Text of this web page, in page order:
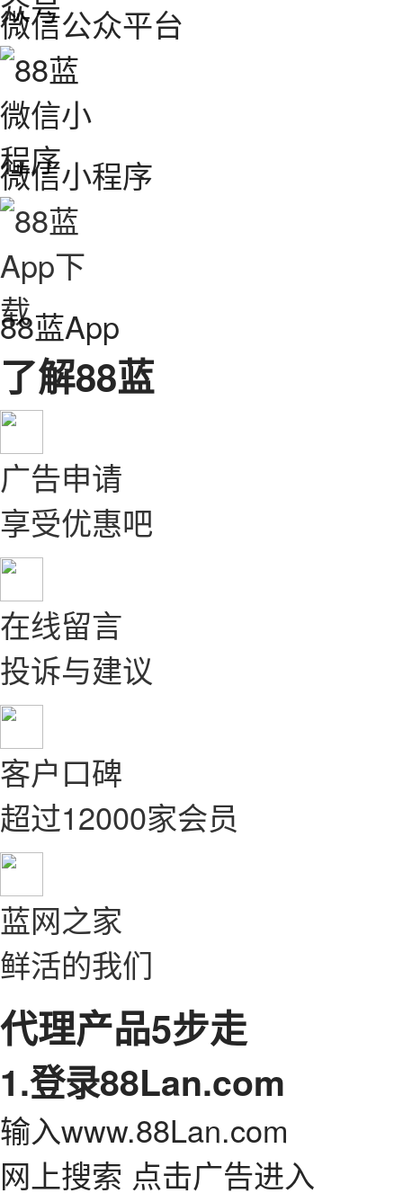
微信公众平台
微信小程序
88蓝App
了解88蓝
广告申请
享受优惠吧
在线留言
投诉与建议
客户口碑
超过12000家会员
蓝网之家
鲜活的我们
代理产品5步走
1.登录88Lan.com
输入www.88Lan.com
网上搜索 点击广告进入